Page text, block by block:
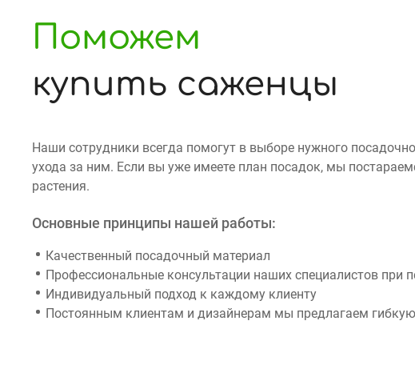
Поможем
купить саженцы
Наши сотрудники всегда помогут в выборе нужного
ухода за ним. Если вы уже имеете план посадок, мы
растения.
Основные принципы нашей работы:
Качественный посадочный материал
Профессиональные консультации наших специалистов при
Индивидуальный подход к каждому клиенту
Постоянным клиентам и дизайнерам мы предлагаем